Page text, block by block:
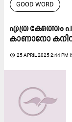
GOOD WORD
എത്ര കേമത്തം
കാണാനോ
access_time 25 APRIL 2025 2:44 PM